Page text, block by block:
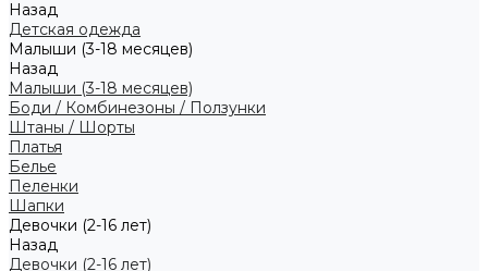
Назад
Детская одежда
Малыши (3-18 месяцев)
Назад
Малыши (3-18 месяцев)
Боди / Комбинезоны / Ползунки
Штаны / Шорты
Платья
Белье
Пеленки
Шапки
Девочки (2-16 лет)
Назад
Девочки (2-16 лет)